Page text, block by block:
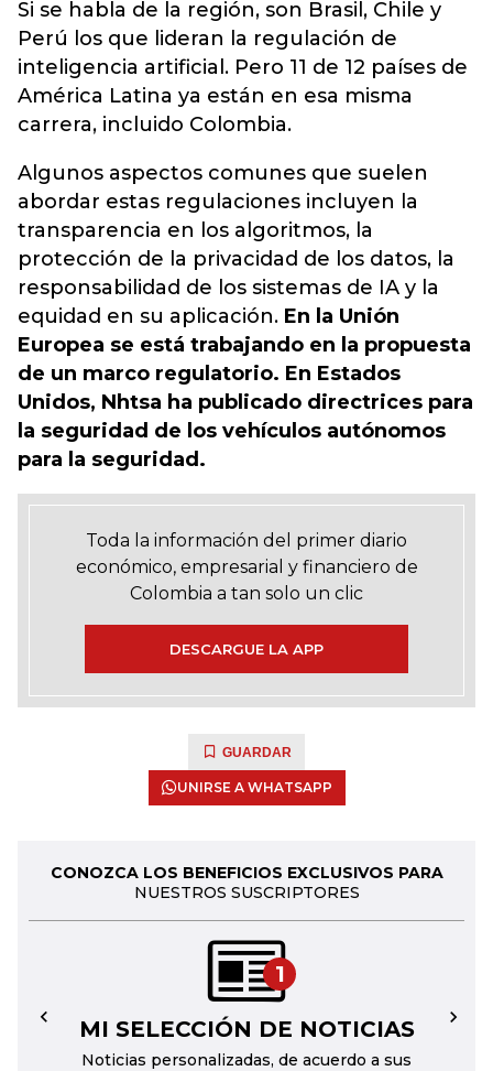
Si se habla de la región, son Brasil, Chile y
Perú los que lideran la regulación de
inteligencia artificial. Pero 11 de 12 países de
América Latina ya están en esa misma
carrera, incluido Colombia.
Algunos aspectos comunes que suelen
abordar estas regulaciones incluyen la
transparencia en los algoritmos, la
protección de la privacidad de los datos, la
responsabilidad de los sistemas de IA y la
equidad en su aplicación. En la Unión
Europea se está trabajando en la propuesta
de un marco regulatorio. En Estados
Unidos, Nhtsa ha publicado directrices para
la seguridad de los vehículos autónomos
para la seguridad.
Toda la información del primer diario
económico, empresarial y financiero de
Colombia a tan solo un clic
DESCARGUE LA APP
GUARDAR
UNIRSE A WHATSAPP
CONOZCA LOS BENEFICIOS EXCLUSIVOS PARA
NUESTROS SUSCRIPTORES
1
MI SELECCIÓN DE NOTICIAS
Noticias personalizadas, de acuerdo a sus
← →